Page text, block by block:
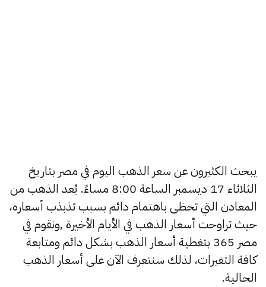
يبحث الكثيرون عن سعر الذهب اليوم في مصر بتاريخ
الثلاثاء 17 ديسمبر الساعة 8:00 مساءً. يُعد الذهب من
المعادن التي تحظى باهتمام دائم بسبب تذبذب أسعاره،
حيث تراوحت أسعار الذهب في الأيام الأخيرة ,ونقوم في
مصر 365 بتغطية أسعار الذهب بشكل دائم ومتابعة
كافة التغيرات، لذلك سنتعرف الآن على أسعار الذهب
الحالية.